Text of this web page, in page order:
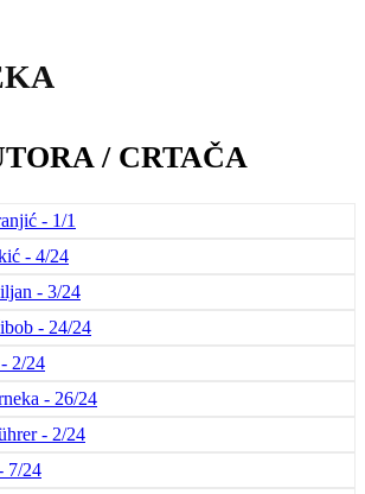
/ CRTAČA
- 1/1
- 4/24
- 3/24
- 24/24
2/24
- 26/24
- 2/24
7/24